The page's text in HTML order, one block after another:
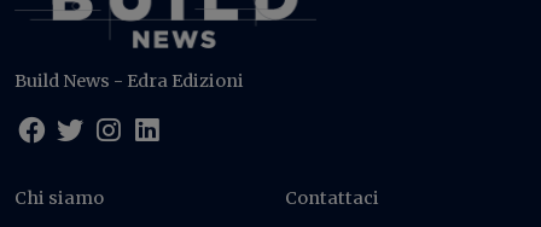
Build News - Edra Edizioni
Chi siamo Contattaci